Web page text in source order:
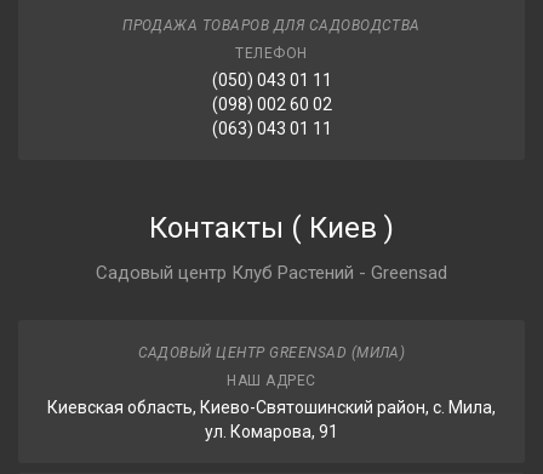
ПРОДАЖА ТОВАРОВ ДЛЯ САДОВОДСТВА
ТЕЛЕФОН
(050) 043 01 11
(098) 002 60 02
(063) 043 01 11
Контакты ( Киев )
Садовый центр Клуб Растений - Greensad
САДОВЫЙ ЦЕНТР GREENSAD (МИЛА)
НАШ АДРЕС
Киевская область, Киево-Святошинский район, с. Мила,
ул. Комарова, 91